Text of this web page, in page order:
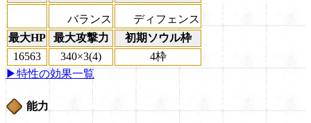
バランス
ディフェンス
最大HP
最大攻撃力
初期ソウル枠
16563
340×3(4)
4枠
▶特性の効果一覧
能力